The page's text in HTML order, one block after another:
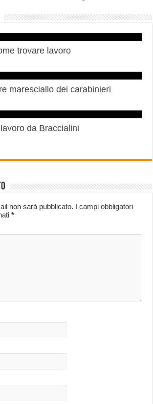
trovare lavoro
maresciallo dei carabinieri
da Braccialini
non sarà pubblicato. I campi obbligatori
*